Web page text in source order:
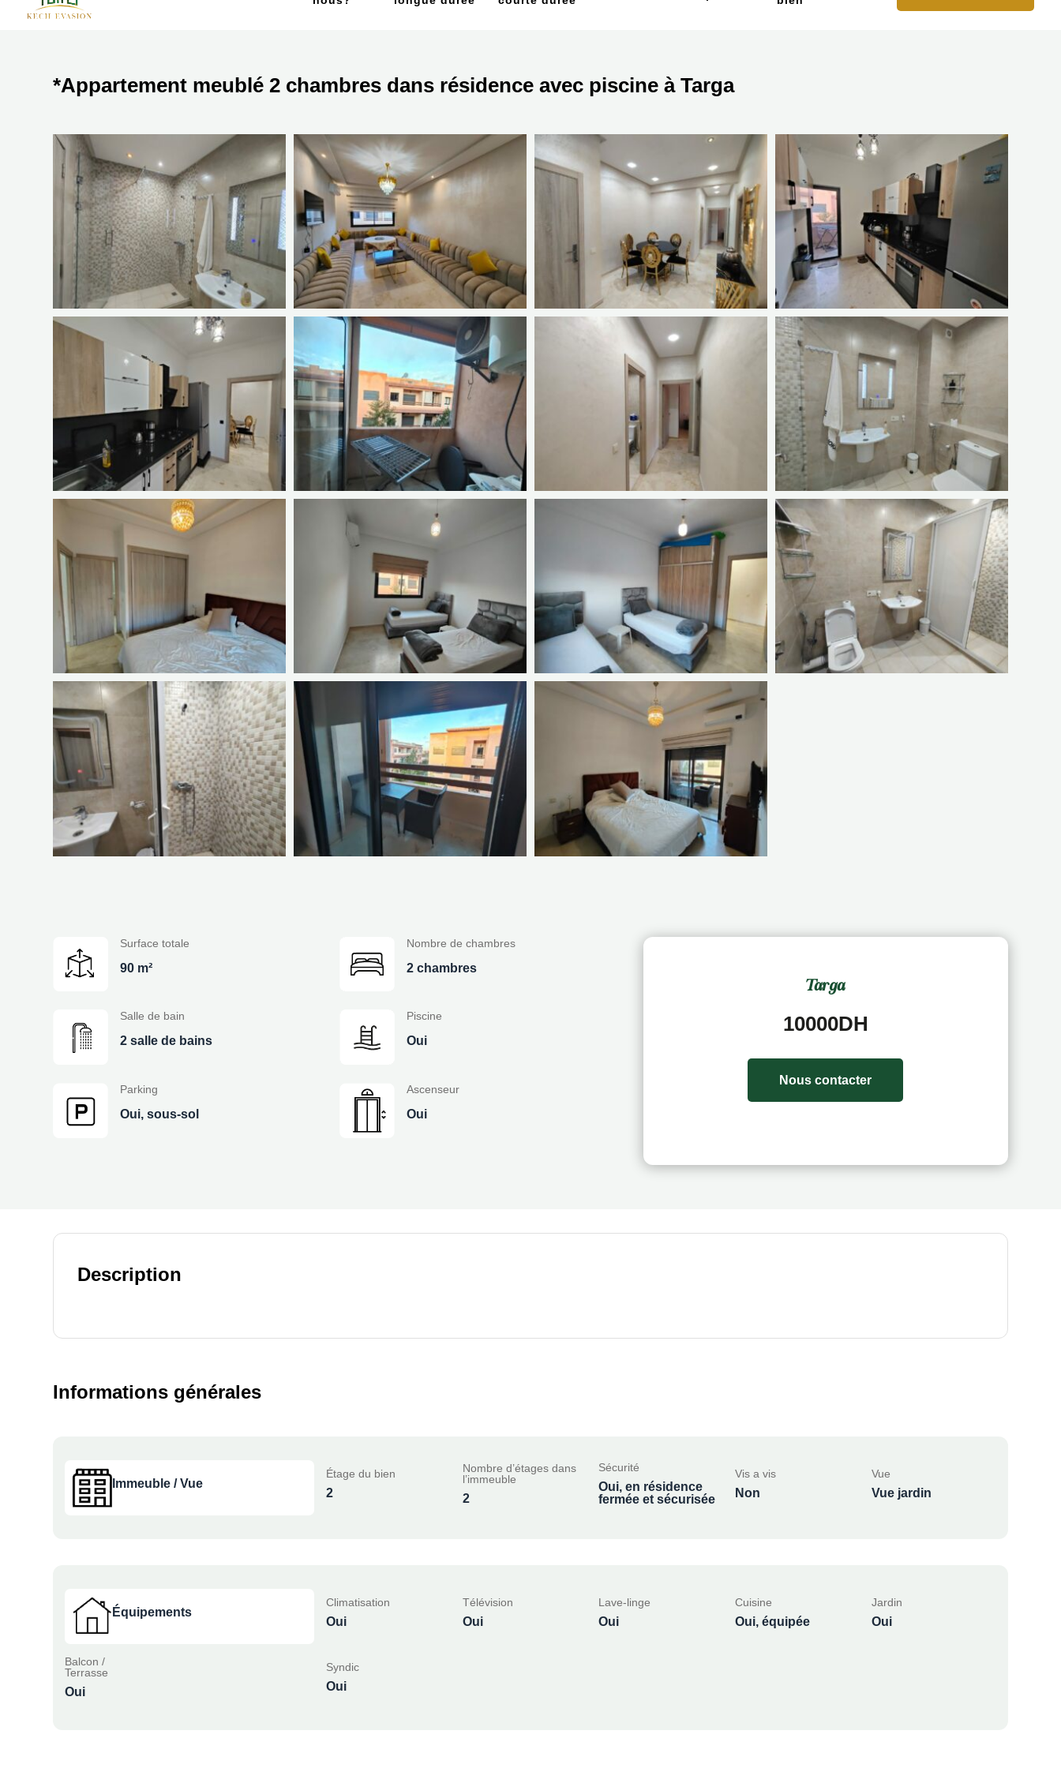
*Appartement meublé 2 chambres dans résidence avec piscine à Targa
Surface totale
90 m²
Nombre de chambres
2 chambres
Salle de bain
2 salle de bains
Piscine
Oui
Parking
Oui, sous-sol
Ascenseur
Oui
Targa
10000DH
Nous contacter
Description
Informations générales
Immeuble / Vue
Étage du bien
2
Nombre d’étages dans
l’immeuble
2
Sécurité
Oui, en résidence
fermée et sécurisée
Vis a vis
Non
Vue
Vue jardin
Équipements
Climatisation
Oui
Télévision
Oui
Lave-linge
Oui
Cuisine
Oui, équipée
Jardin
Oui
Balcon /
Terrasse
Oui
Syndic
Oui